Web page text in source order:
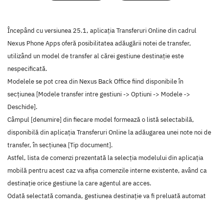
Începând cu versiunea 25.1, aplicația Transferuri Online din cadrul
Nexus Phone Apps oferă posibilitatea adăugării notei de transfer,
utilizând un model de transfer al cărei gestiune destinație este
nespecificată.
Modelele se pot crea din Nexus Back Office fiind disponibile în
secțiunea [Modele transfer intre gestiuni -> Optiuni -> Modele ->
Deschide].
Câmpul [denumire] din fiecare model formează o listă selectabilă,
disponibilă din aplicația Transferuri Online la adăugarea unei note noi de
transfer, în secțiunea [Tip document].
Astfel, lista de comenzi prezentată la selecția modelului din aplicația
mobilă pentru acest caz va afișa comenzile interne existente, având ca
destinație orice gestiune la care agentul are acces.
Odată selectată comanda, gestiunea destinație va fi preluată automat